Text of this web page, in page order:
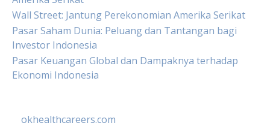
Wall Street: Jantung Perekonomian Amerika Serikat
Pasar Saham Dunia: Peluang dan Tantangan bagi
Investor Indonesia
Pasar Keuangan Global dan Dampaknya terhadap
Ekonomi Indonesia
okhealthcareers.com